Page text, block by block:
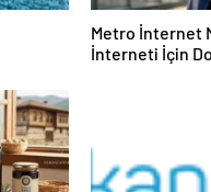
Metro İnternet
İnterneti İçin